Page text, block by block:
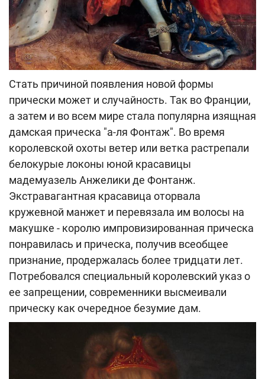
Стать причиной появления новой формы
прически может и случайность. Так во Франции,
а затем и во всем мире стала популярна изящная
дамская прическа "а-ля Фонтаж". Во время
королевской охоты ветер или ветка растрепали
белокурые локоны юной красавицы
мадемуазель Анжелики де Фонтанж.
Экстравагантная красавица оторвала
кружевной манжет и перевязала им волосы на
макушке - королю импровизированная прическа
понравилась и прическа, получив всеобщее
признание, продержалась более тридцати лет.
Потребовался специальный королевский указ о
ее запрещении, современники высмеивали
прическу как очередное безумие дам.